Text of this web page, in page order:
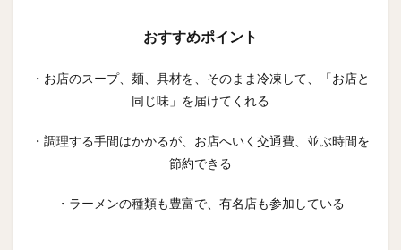
おすすめポイント
・お店のスープ、麺、具材を、そのまま冷凍して、「お店と
同じ味」を届けてくれる
・調理する手間はかかるが、お店へいく交通費、並ぶ時間を
節約できる
・ラーメンの種類も豊富で、有名店も参加している